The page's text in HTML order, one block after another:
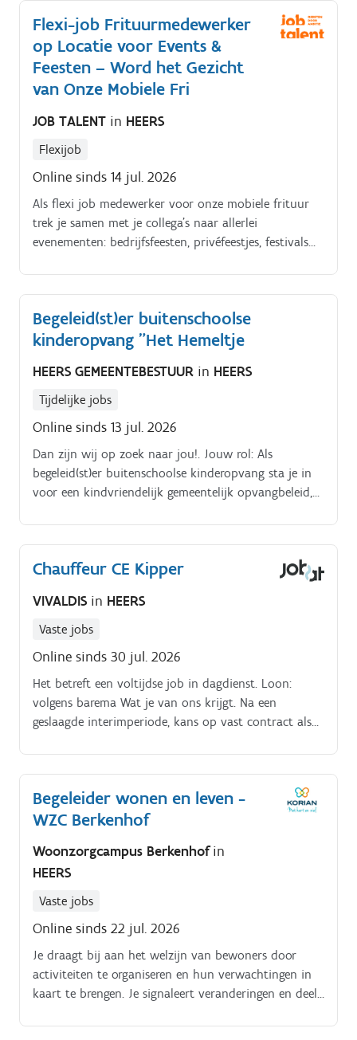
proberen zoveel mogelijk gebruik te maken van
plukplatformen en plukwagens zodanig dat het
fysieke werk minder belastend is #werkplekvrij
Flexi-job Frituurmedewerker
op Locatie voor Events &
Feesten – Word het Gezicht
van Onze Mobiele Fri
JOB TALENT in HEERS
Flexijob
Online sinds 14 jul. 2026
Als flexi job medewerker voor onze mobiele frituur
trek je samen met je collega’s naar allerlei
evenementen: bedrijfsfeesten, privéfeestjes, festivals
frituur ter plaatse, bakt frietjes en snacks, en zorgt
dat elke klant met een glimlach vertrekt.
Begeleid(st)er buitenschoolse
kinderopvang "Het Hemeltje
HEERS GEMEENTEBESTUUR in HEERS
Tijdelijke jobs
Online sinds 13 jul. 2026
Dan zijn wij op zoek naar jou!. Jouw rol: Als
begeleid(st)er buitenschoolse kinderopvang sta je in
voor een kindvriendelijk gemeentelijk opvangbeleid,
en het dagelijks contact met de ouders.
Chauffeur CE Kipper
VIVALDIS in HEERS
Vaste jobs
Online sinds 30 jul. 2026
Het betreft een voltijdse job in dagdienst. Loon:
volgens barema Wat je van ons krijgt. Na een
geslaagde interimperiode, kans op vast contract als
Begeleider wonen en leven -
WZC Berkenhof
Woonzorgcampus Berkenhofin
HEERS
Vaste jobs
Online sinds 22 jul. 2026
Je draagt bij aan het welzijn van bewoners door
activiteiten te organiseren en hun verwachtingen in
kaart te brengen. Je signaleert veranderingen en deelt